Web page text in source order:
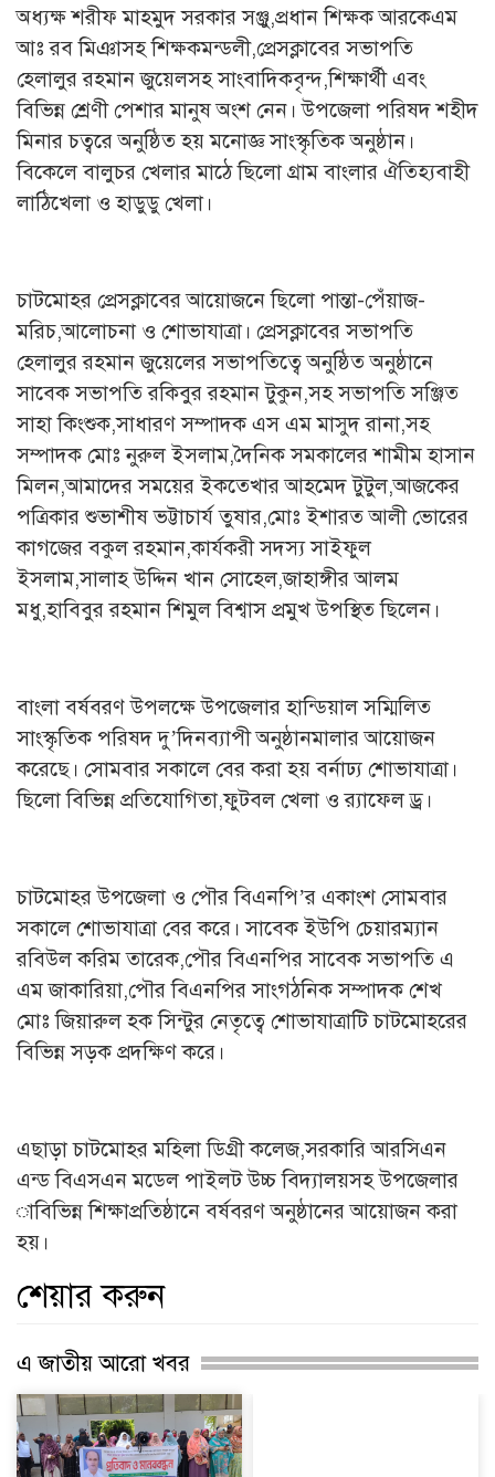
অধ্যক্ষ শরীফ মাহমুদ সরকার সঞ্জু,প্রধান শিক্ষক আরকেএম
আঃ রব মিঞাসহ শিক্ষকমন্ডলী,প্রেসক্লাবের সভাপতি
হেলালুর রহমান জুয়েলসহ সাংবাদিকবৃন্দ,শিক্ষার্থী এবং
বিভিন্ন শ্রেণী পেশার মানুষ অংশ নেন। উপজেলা পরিষদ শহীদ
মিনার চত্বরে অনুষ্ঠিত হয় মনোজ্ঞ সাংস্কৃতিক অনুষ্ঠান।
বিকেলে বালুচর খেলার মাঠে ছিলো গ্রাম বাংলার ঐতিহ্যবাহী
লাঠিখেলা ও হাডুডু খেলা।
চাটমোহর প্রেসক্লাবের আয়োজনে ছিলো পান্তা-পেঁয়াজ-
মরিচ,আলোচনা ও শোভাযাত্রা। প্রেসক্লাবের সভাপতি
হেলালুর রহমান জুয়েলের সভাপতিত্বে অনুষ্ঠিত অনুষ্ঠানে
সাবেক সভাপতি রকিবুর রহমান টুকুন,সহ সভাপতি সঞ্জিত
সাহা কিংশুক,সাধারণ সম্পাদক এস এম মাসুদ রানা,সহ
সম্পাদক মোঃ নুরুল ইসলাম,দৈনিক সমকালের শামীম হাসান
মিলন,আমাদের সময়ের ইকতেখার আহমেদ টুটুল,আজকের
পত্রিকার শুভাশীষ ভট্টাচার্য তুষার,মোঃ ইশারত আলী ভোরের
কাগজের বকুল রহমান,কার্যকরী সদস্য সাইফুল
ইসলাম,সালাহ উদ্দিন খান সোহেল,জাহাঙ্গীর আলম
মধু,হাবিবুর রহমান শিমুল বিশ্বাস প্রমুখ উপস্থিত ছিলেন।
বাংলা বর্ষবরণ উপলক্ষে উপজেলার হান্ডিয়াল সম্মিলিত
সাংস্কৃতিক পরিষদ দু’দিনব্যাপী অনুষ্ঠানমালার আয়োজন
করেছে। সোমবার সকালে বের করা হয় বর্নাঢ্য শোভাযাত্রা।
ছিলো বিভিন্ন প্রতিযোগিতা,ফুটবল খেলা ও র‌্যাফেল ড্র।
চাটমোহর উপজেলা ও পৌর বিএনপি’র একাংশ সোমবার
সকালে শোভাযাত্রা বের করে। সাবেক ইউপি চেয়ারম্যান
রবিউল করিম তারেক,পৌর বিএনপির সাবেক সভাপতি এ
এম জাকারিয়া,পৌর বিএনপির সাংগঠনিক সম্পাদক শেখ
মোঃ জিয়ারুল হক সিন্টুর নেতৃত্বে শোভাযাত্রাটি চাটমোহরের
বিভিন্ন সড়ক প্রদক্ষিণ করে।
এছাড়া চাটমোহর মহিলা ডিগ্রী কলেজ,সরকারি আরসিএন
এন্ড বিএসএন মডেল পাইলট উচ্চ বিদ্যালয়সহ উপজেলার
াবিভিন্ন শিক্ষাপ্রতিষ্ঠানে বর্ষবরণ অনুষ্ঠানের আয়োজন করা
হয়।
শেয়ার করুন
এ জাতীয় আরো খবর